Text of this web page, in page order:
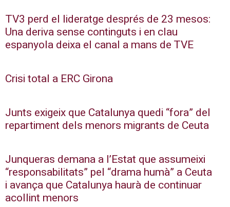
TV3 perd el lideratge després de 23 mesos:
Una deriva sense continguts i en clau
espanyola deixa el canal a mans de TVE
Crisi total a ERC Girona
Junts exigeix que Catalunya quedi “fora” del
repartiment dels menors migrants de Ceuta
Junqueras demana a l’Estat que assumeixi
“responsabilitats” pel “drama humà” a Ceuta
i avança que Catalunya haurà de continuar
acollint menors